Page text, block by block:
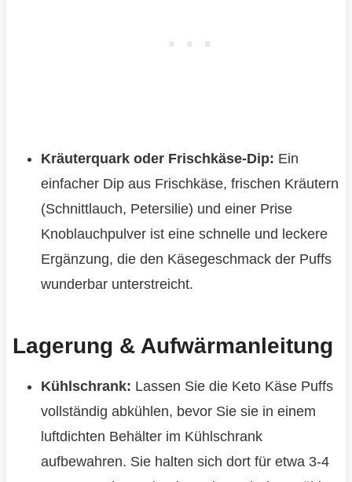
Kräuterquark oder Frischkäse-Dip: Ein
einfacher Dip aus Frischkäse, frischen Kräutern
(Schnittlauch, Petersilie) und einer Prise
Knoblauchpulver ist eine schnelle und leckere
Ergänzung, die den Käsegeschmack der Puffs
wunderbar unterstreicht.
Lagerung & Aufwärmanleitung
Kühlschrank: Lassen Sie die Keto Käse Puffs
vollständig abkühlen, bevor Sie sie in einem
luftdichten Behälter im Kühlschrank
aufbewahren. Sie halten sich dort für etwa 3-4